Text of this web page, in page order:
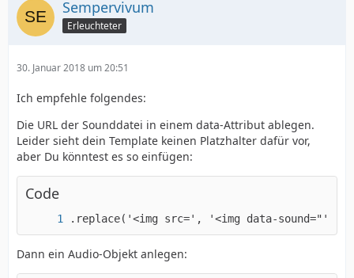
Sempervivum
Erleuchteter
30. Januar 2018 um 20:51
Ich empfehle folgendes:
Die URL der Sounddatei in einem data-Attribut ablegen.
Leider sieht dein Template keinen Platzhalter dafür vor,
aber Du könntest es so einfügen:
Code
.replace('<img src=', '<img data-sound="' +
Dann ein Audio-Objekt anlegen: